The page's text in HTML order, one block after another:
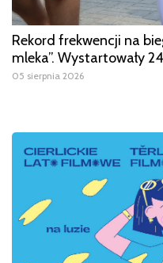
Rekord frekwencji na
mleka”. Wystartowały
05 sierpnia 2026